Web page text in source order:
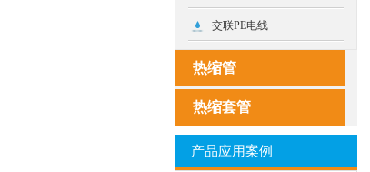
交联PE电线
热缩管
热缩套管
产品应用案例